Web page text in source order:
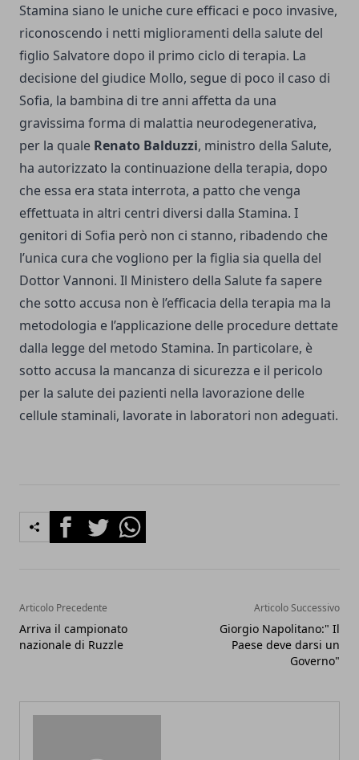
Stamina siano le uniche cure efficaci e poco invasive,
riconoscendo i netti miglioramenti della salute del
figlio Salvatore dopo il primo ciclo di terapia. La
decisione del giudice Mollo, segue di poco il caso di
Sofia, la bambina di tre anni affetta da una
gravissima forma di malattia neurodegenerativa,
per la quale Renato Balduzzi, ministro della Salute,
ha autorizzato la continuazione della terapia, dopo
che essa era stata interrota, a patto che venga
effettuata in altri centri diversi dalla Stamina. I
genitori di Sofia però non ci stanno, ribadendo che
l’unica cura che vogliono per la figlia sia quella del
Dottor Vannoni. Il Ministero della Salute fa sapere
che sotto accusa non è l’efficacia della terapia ma la
metodologia e l’applicazione delle procedure dettate
dalla legge del metodo Stamina. In particolare, è
sotto accusa la mancanza di sicurezza e il pericolo
per la salute dei pazienti nella lavorazione delle
cellule staminali, lavorate in laboratori non adeguati.
FacebookTwitterWhatsapp
Articolo Precedente
Arriva il campionato
nazionale di Ruzzle
Articolo Successivo
Giorgio Napolitano:" Il
Paese deve darsi un
Governo"